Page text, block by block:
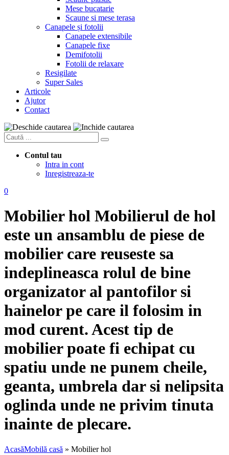
Mese bucatarie
Scaune si mese terasa
Canapele și fotolii
Canapele extensibile
Canapele fixe
Demifotolii
Fotolii de relaxare
Resigilate
Super Sales
Articole
Ajutor
Contact
Contul tau
Intra in cont
Inregistreaza-te
0
Mobilier hol Mobilierul de hol
este un ansamblu de piese de
mobilier care reuseste sa
indeplineasca rolul de bine
organizator al pantofilor si
hainelor pe care il folosim in
mod curent. Acest tip de
mobilier poate fi echipat cu
spatiu unde ne punem cheile,
geanta, umbrela dar si nelipsita
oglinda unde ne privim tinuta
inainte de plecare.
AcasăMobilă casă » Mobilier hol